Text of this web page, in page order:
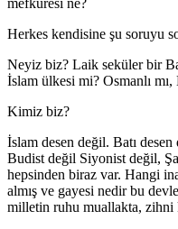
mefkuresi ne?
Herkes kendisine şu soruyu
Neyiz biz? Laik seküler bir
İslam ülkesi mi? Osmanlı
Kimiz biz?
İslam desen değil. Batı desen
Budist değil Siyonist değil,
hepsinden biraz var. Hangi
almış ve gayesi nedir bu
milletin ruhu muallakta, zihni